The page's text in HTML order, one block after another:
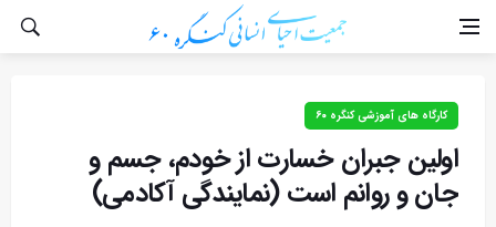
کارگاه های آموزشی کنگره ۶۰
اولین جبران خسارت از خودم، جسم و
جان و روانم است (نمایندگی آکادمی)